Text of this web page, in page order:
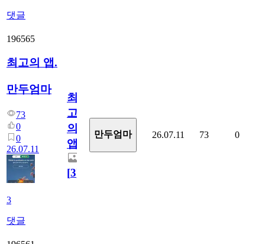
댓글
196565
최고의 앱.
만두엄마
73
0
0
26.07.11
3
댓글
최
고
의
앱.
[3]
만두엄마 26.07.11 73 0